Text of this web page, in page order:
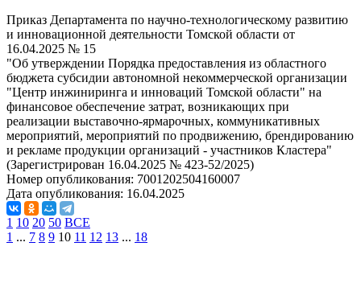
Приказ Департамента по научно-технологическому развитию
и инновационной деятельности Томской области от
16.04.2025 № 15
"Об утверждении Порядка предоставления из областного
бюджета субсидии автономной некоммерческой организации
"Центр инжиниринга и инноваций Томской области" на
финансовое обеспечение затрат, возникающих при
реализации выставочно-ярмарочных, коммуникативных
мероприятий, мероприятий по продвижению, брендированию
и рекламе продукции организаций - участников Кластера"
(Зарегистрирован 16.04.2025 № 423-52/2025)
Номер опубликования: 7001202504160007
Дата опубликования: 16.04.2025
1 10 20 50 ВСЕ
1 ... 7 8 9 10 11 12 13 ... 18